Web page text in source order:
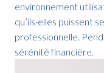
environnement
qu’ils·elles puissent
professionnelle.
sérénité financière.